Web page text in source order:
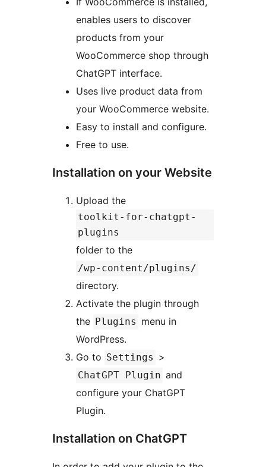
enables users to discover
products from your
WooCommerce shop through
ChatGPT interface.
Uses live product data from
your WooCommerce website.
Easy to install and configure.
Free to use.
Installation on your Website
Upload the
toolkit-for-chatgpt-
plugins
folder to the
/wp-content/plugins/
directory.
Activate the plugin through
the Plugins menu in
WordPress.
Go to Settings >
ChatGPT Plugin and
configure your ChatGPT
Plugin.
Installation on ChatGPT